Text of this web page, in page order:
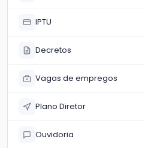
IPTU
Decretos
Vagas de empregos
Plano Diretor
Ouvidoria